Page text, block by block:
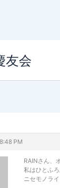
友会
PM
RAINさん、
私はひとふ
ニセモノラ